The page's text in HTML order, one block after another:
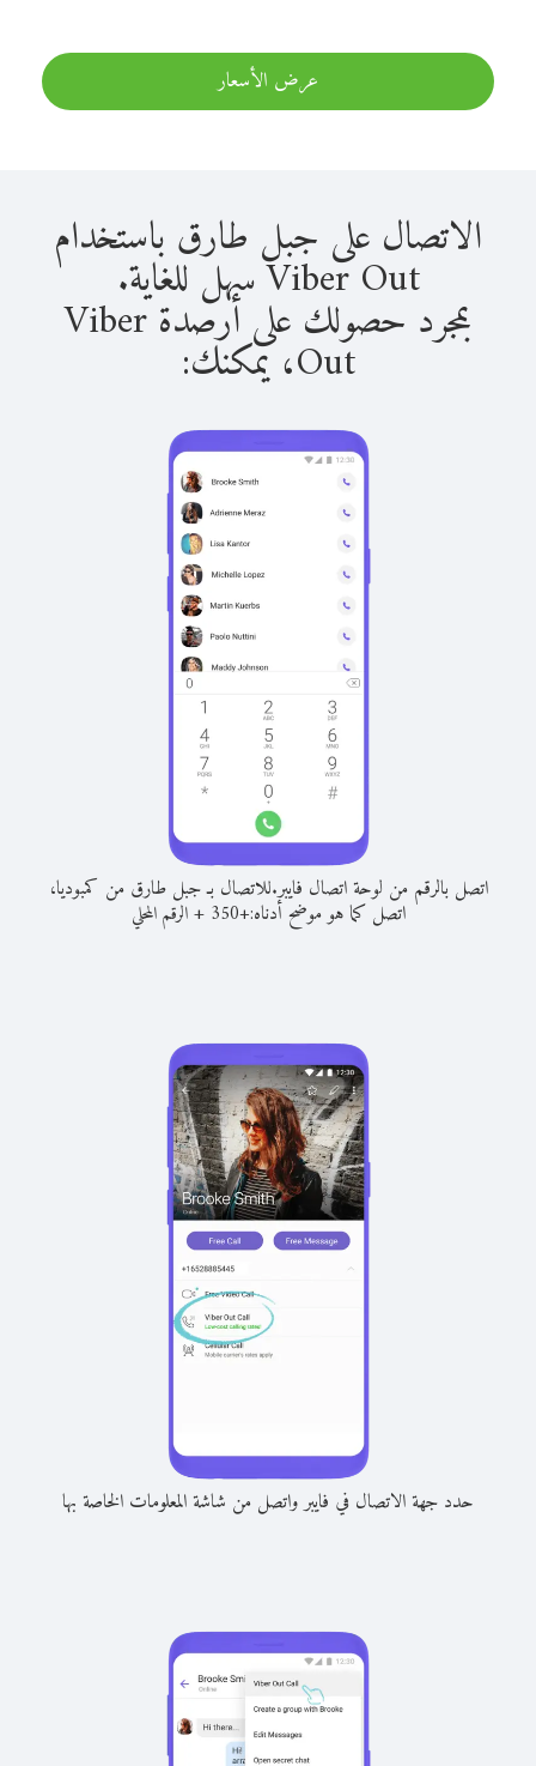
عرض الأسعار
الاتصال على جبل طارق باستخدام
Viber Out سهل للغاية.
بمجرد حصولك على أرصدة Viber
Out، يمكنك:
اتصل بالرقم من لوحة اتصال فايبر.للاتصال بـ جبل طارق من كمبوديا،
اتصل كما هو موضح أدناه:+
350
+الرقم المحلي
حدد جهة الاتصال في فايبر واتصل من شاشة المعلومات الخاصة بها